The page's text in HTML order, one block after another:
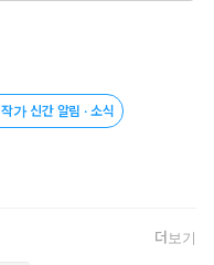
작가 신간 알림 · 소식
더보기